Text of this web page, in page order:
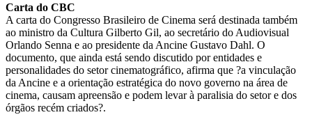
Carta do CBC
A carta do Congresso Brasileiro de Cinema será destinada também
ao ministro da Cultura Gilberto Gil, ao secretário do Audiovisual
Orlando Senna e ao presidente da Ancine Gustavo Dahl. O
documento, que ainda está sendo discutido por entidades e
personalidades do setor cinematográfico, afirma que ?a vinculação
da Ancine e a orientação estratégica do novo governo na área de
cinema, causam apreensão e podem levar à paralisia do setor e dos
órgãos recém criados?.